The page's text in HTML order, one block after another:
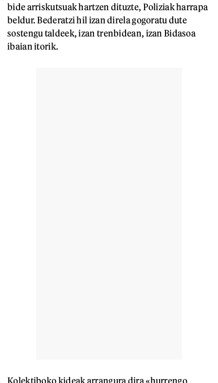
bide arriskutsuak hartzen dituzte, Poliziak harrapa
beldur. Bederatzi hil izan direla gogoratu dute
sostengu taldeek, izan trenbidean, izan Bidasoa
ibaian itorik.
Kolektiboko kideak arrangura dira «hurrengo